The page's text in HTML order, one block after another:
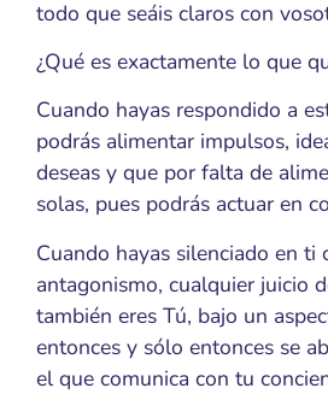
todo que seáis claros con
¿Qué es exactamente lo que
Cuando hayas respondido a
podrás alimentar impulsos,
deseas y que por falta de
solas, pues podrás actuar en
Cuando hayas silenciado en ti
antagonismo, cualquier juicio
también eres Tú, bajo un
entonces y sólo entonces se
el que comunica con tu